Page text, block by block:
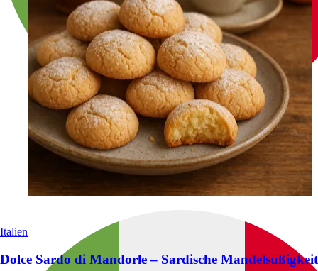
Italien
Dolce Sardo di Mandorle – Sardische Mandelsüßigkeit